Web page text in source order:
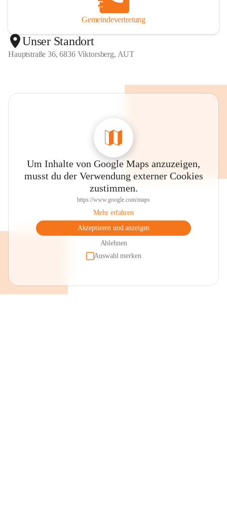
Gemeindevertretung
Unser Standort
Hauptstraße 36, 6836 Viktorsberg, AUT
Um Inhalte von Google Maps anzuzeigen,
musst du der Verwendung externer Cookies
zustimmen.
https://www.google.com/maps
Mehr erfahren
Akzeptieren und anzeigen
Ablehnen
Auswahl merken